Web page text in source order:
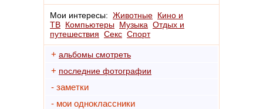
Мои интересы: Животные Кино и
ТВ Компьютеры Музыка Отдых и
путешествия Секс Спорт
+ альбомы смотреть
+ последние фотографии
- заметки
- мои одноклассники